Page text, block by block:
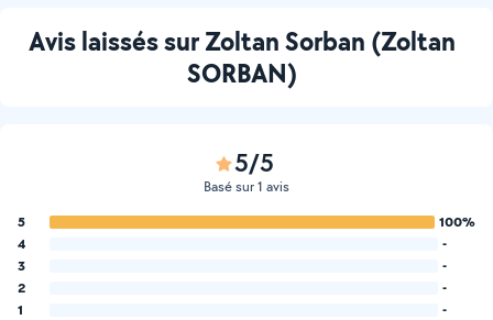
Avis laissés sur Zoltan Sorban (Zoltan
SORBAN)
5/5
Basé sur 1 avis
5
100%
4
-
3
-
2
-
1
-